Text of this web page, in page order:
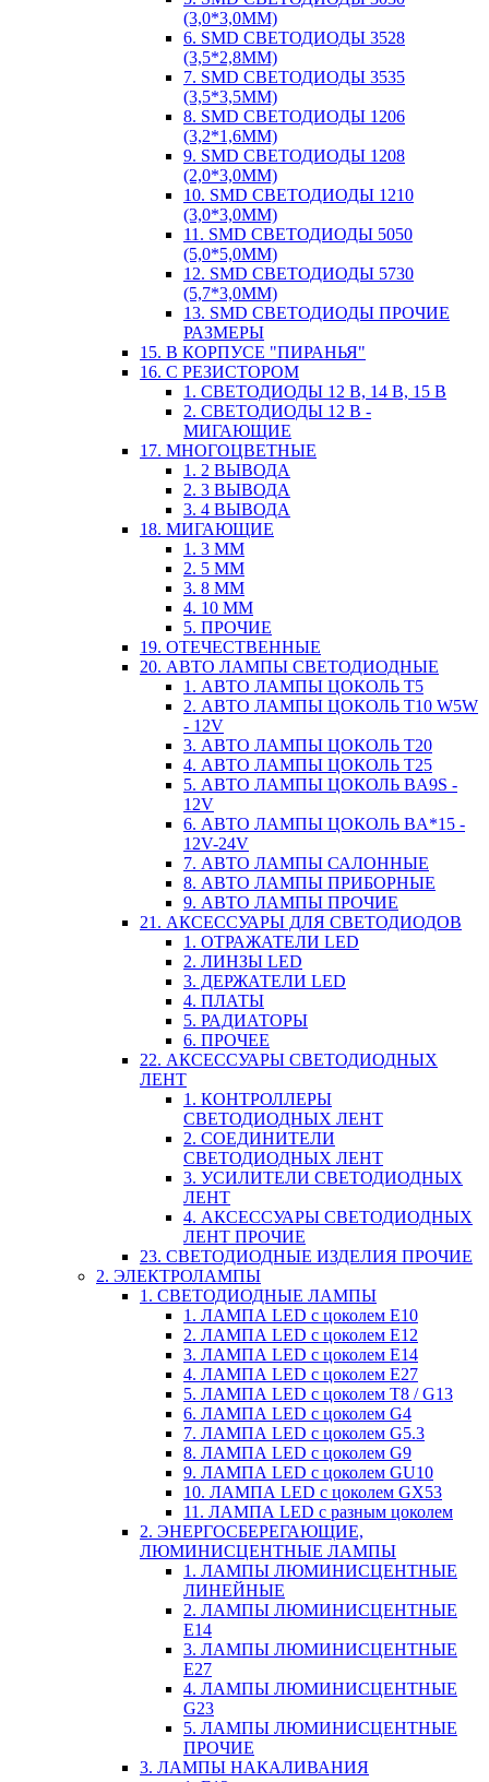
(3,0*3,0ММ)
6. SMD СВЕТОДИОДЫ 3528
(3,5*2,8ММ)
7. SMD СВЕТОДИОДЫ 3535
(3,5*3,5ММ)
8. SMD СВЕТОДИОДЫ 1206
(3,2*1,6ММ)
9. SMD СВЕТОДИОДЫ 1208
(2,0*3,0ММ)
10. SMD СВЕТОДИОДЫ 1210
(3,0*3,0ММ)
11. SMD СВЕТОДИОДЫ 5050
(5,0*5,0ММ)
12. SMD СВЕТОДИОДЫ 5730
(5,7*3,0ММ)
13. SMD СВЕТОДИОДЫ ПРОЧИЕ
РАЗМЕРЫ
15. В КОРПУСЕ "ПИРАНЬЯ"
16. С РЕЗИСТОРОМ
1. СВЕТОДИОДЫ 12 В, 14 В, 15 В
2. СВЕТОДИОДЫ 12 В -
МИГАЮЩИЕ
17. МНОГОЦВЕТНЫЕ
1. 2 ВЫВОДА
2. 3 ВЫВОДА
3. 4 ВЫВОДА
18. МИГАЮЩИЕ
1. 3 ММ
2. 5 ММ
3. 8 ММ
4. 10 ММ
5. ПРОЧИЕ
19. ОТЕЧЕСТВЕННЫЕ
20. АВТО ЛАМПЫ СВЕТОДИОДНЫЕ
1. АВТО ЛАМПЫ ЦОКОЛЬ T5
2. АВТО ЛАМПЫ ЦОКОЛЬ T10 W5W
- 12V
3. АВТО ЛАМПЫ ЦОКОЛЬ T20
4. АВТО ЛАМПЫ ЦОКОЛЬ T25
5. АВТО ЛАМПЫ ЦОКОЛЬ BA9S -
12V
6. АВТО ЛАМПЫ ЦОКОЛЬ BA*15 -
12V-24V
7. АВТО ЛАМПЫ САЛОННЫЕ
8. АВТО ЛАМПЫ ПРИБОРНЫЕ
9. АВТО ЛАМПЫ ПРОЧИЕ
21. АКСЕССУАРЫ ДЛЯ СВЕТОДИОДОВ
1. ОТРАЖАТЕЛИ LED
2. ЛИНЗЫ LED
3. ДЕРЖАТЕЛИ LED
4. ПЛАТЫ
5. РАДИАТОРЫ
6. ПРОЧЕЕ
22. АКСЕССУАРЫ СВЕТОДИОДНЫХ
ЛЕНТ
1. КОНТРОЛЛЕРЫ
СВЕТОДИОДНЫХ ЛЕНТ
2. СОЕДИНИТЕЛИ
СВЕТОДИОДНЫХ ЛЕНТ
3. УСИЛИТЕЛИ СВЕТОДИОДНЫХ
ЛЕНТ
4. АКСЕССУАРЫ СВЕТОДИОДНЫХ
ЛЕНТ ПРОЧИЕ
23. СВЕТОДИОДНЫЕ ИЗДЕЛИЯ ПРОЧИЕ
2. ЭЛЕКТРОЛАМПЫ
1. СВЕТОДИОДНЫЕ ЛАМПЫ
1. ЛАМПА LED c цоколем E10
2. ЛАМПА LED c цоколем E12
3. ЛАМПА LED c цоколем E14
4. ЛАМПА LED c цоколем E27
5. ЛАМПА LED c цоколем T8 / G13
6. ЛАМПА LED c цоколем G4
7. ЛАМПА LED c цоколем G5.3
8. ЛАМПА LED c цоколем G9
9. ЛАМПА LED c цоколем GU10
10. ЛАМПА LED c цоколем GX53
11. ЛАМПА LED c разным цоколем
2. ЭНЕРГОСБЕРЕГАЮЩИЕ,
ЛЮМИНИСЦЕНТНЫЕ ЛАМПЫ
1. ЛАМПЫ ЛЮМИНИСЦЕНТНЫЕ
ЛИНЕЙНЫЕ
2. ЛАМПЫ ЛЮМИНИСЦЕНТНЫЕ
E14
3. ЛАМПЫ ЛЮМИНИСЦЕНТНЫЕ
E27
4. ЛАМПЫ ЛЮМИНИСЦЕНТНЫЕ
G23
5. ЛАМПЫ ЛЮМИНИСЦЕНТНЫЕ
ПРОЧИЕ
3. ЛАМПЫ НАКАЛИВАНИЯ